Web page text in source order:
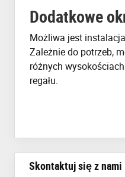
Dodatkowe
Możliwa jest
Zależnie do potrzeb,
różnych
regału.
Skontaktuj się z nami